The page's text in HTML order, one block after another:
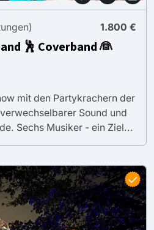
1.800 €
🕺 Coverband 👰
mit den Partykrachern der
Sound und
Sechs Musiker - ein Ziel...